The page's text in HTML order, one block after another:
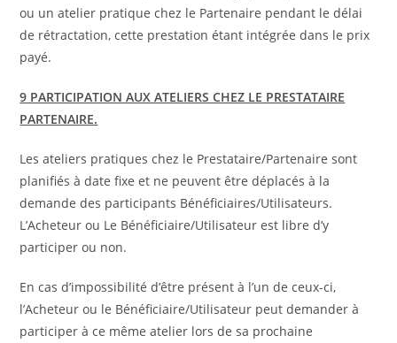
ou un atelier pratique chez le Partenaire pendant le délai
de rétractation, cette prestation étant intégrée dans le prix
payé.
9 PARTICIPATION AUX ATELIERS CHEZ LE PRESTATAIRE
PARTENAIRE.
Les ateliers pratiques chez le Prestataire/Partenaire sont
planifiés à date fixe et ne peuvent être déplacés à la
demande des participants Bénéficiaires/Utilisateurs.
L’Acheteur ou Le Bénéficiaire/Utilisateur est libre d’y
participer ou non.
En cas d’impossibilité d’être présent à l’un de ceux-ci,
l’Acheteur ou le Bénéficiaire/Utilisateur peut demander à
participer à ce même atelier lors de sa prochaine